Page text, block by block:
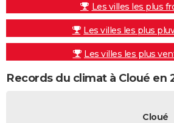
Les villes les plus
Les villes les plus
Les villes les plus
Records du climat à Cloué en
Cloué